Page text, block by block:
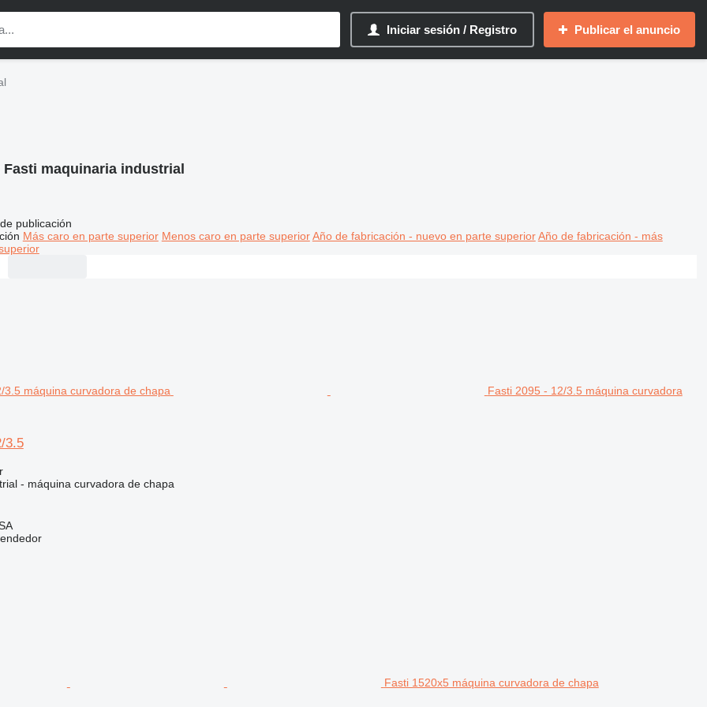
Iniciar sesión / Registro Publicar el anuncio
Fasti maquinaria industrial
publicación
Más caro en parte superior Menos caro en parte superior Año de fabricación - nuevo en parte superior Año de fabricación - más
Fasti 2095 - 12/3.5 máquina curvadora
3.5
- máquina curvadora de chapa
Fasti 1520x5 máquina curvadora de chapa